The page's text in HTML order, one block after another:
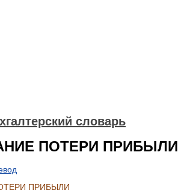
словарь
ПОТЕРИ ПРИБЫЛИ
ПРИБЫЛИ